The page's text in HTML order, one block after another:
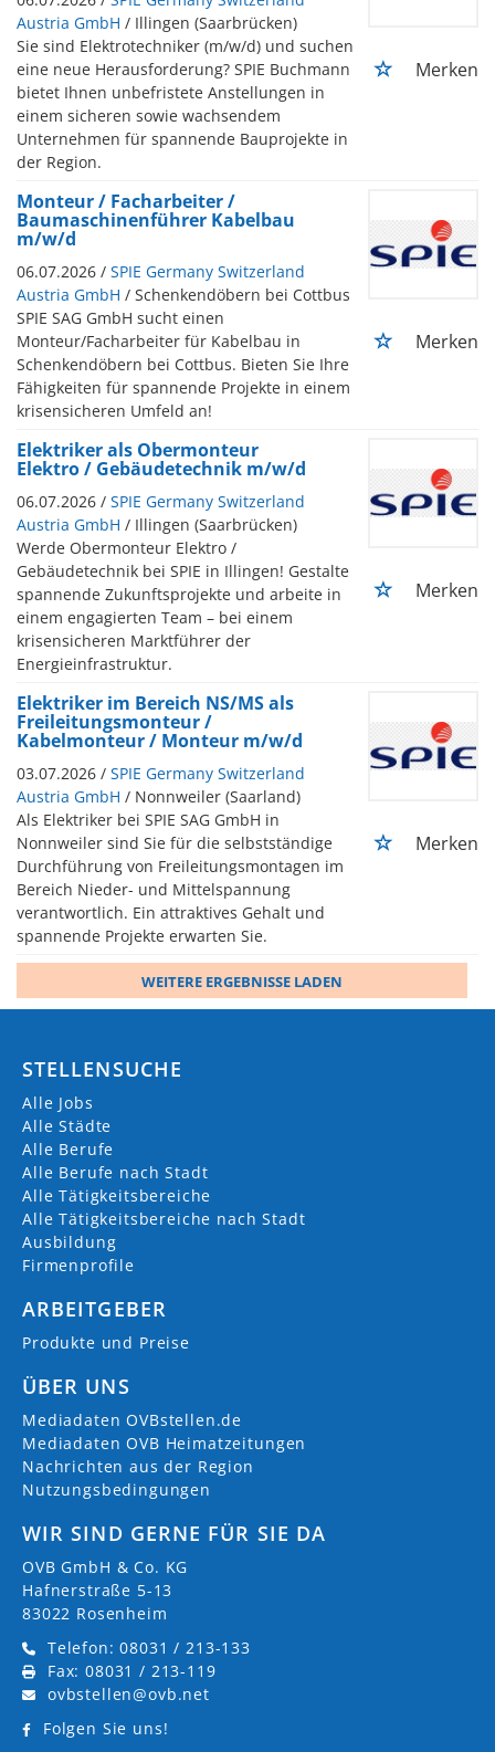
Austria GmbH / Illingen (Saarbrücken)
Sie sind Elektrotechniker (m/w/d) und suchen
eine neue Herausforderung? SPIE Buchmann
bietet Ihnen unbefristete Anstellungen in
einem sicheren sowie wachsendem
Unternehmen für spannende Bauprojekte in
der Region.
Merken
Monteur / Facharbeiter /
Baumaschinenführer Kabelbau
m/w/d
06.07.2026 / SPIE Germany Switzerland
Austria GmbH / Schenkendöbern bei Cottbus
SPIE SAG GmbH sucht einen
Monteur/Facharbeiter für Kabelbau in
Schenkendöbern bei Cottbus. Bieten Sie Ihre
Fähigkeiten für spannende Projekte in einem
krisensicheren Umfeld an!
Merken
Elektriker als Obermonteur
Elektro / Gebäudetechnik m/w/d
06.07.2026 / SPIE Germany Switzerland
Austria GmbH / Illingen (Saarbrücken)
Werde Obermonteur Elektro /
Gebäudetechnik bei SPIE in Illingen! Gestalte
spannende Zukunftsprojekte und arbeite in
einem engagierten Team – bei einem
krisensicheren Marktführer der
Energieinfrastruktur.
Merken
Elektriker im Bereich NS/MS als
Freileitungsmonteur /
Kabelmonteur / Monteur m/w/d
03.07.2026 / SPIE Germany Switzerland
Austria GmbH / Nonnweiler (Saarland)
Als Elektriker bei SPIE SAG GmbH in
Nonnweiler sind Sie für die selbstständige
Durchführung von Freileitungsmontagen im
Bereich Nieder- und Mittelspannung
verantwortlich. Ein attraktives Gehalt und
spannende Projekte erwarten Sie.
Merken
WEITERE ERGEBNISSE LADEN
STELLENSUCHE
Alle Jobs
Alle Städte
Alle Berufe
Alle Berufe nach Stadt
Alle Tätigkeitsbereiche
Alle Tätigkeitsbereiche nach Stadt
Ausbildung
Firmenprofile
ARBEITGEBER
Produkte und Preise
ÜBER UNS
Mediadaten OVBstellen.de
Mediadaten OVB Heimatzeitungen
Nachrichten aus der Region
Nutzungsbedingungen
WIR SIND GERNE FÜR SIE DA
OVB GmbH & Co. KG
Hafnerstraße 5-13
83022 Rosenheim
Telefon: 08031 / 213-133
Fax: 08031 / 213-119
ovbstellen@ovb.net
Folgen Sie uns!